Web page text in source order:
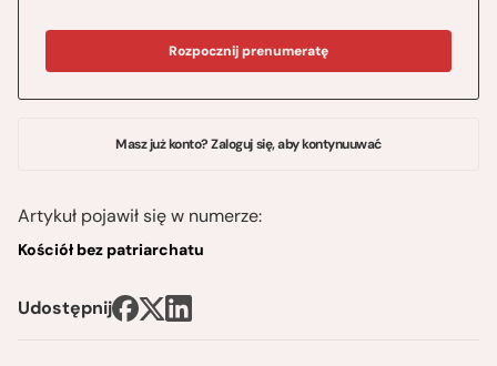
Rozpocznij prenumeratę
Masz już konto? Zaloguj się, aby kontynuuwać
Artykuł pojawił się w numerze:
Kościół bez patriarchatu
Udostępnij